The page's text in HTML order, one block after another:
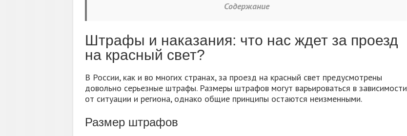
Содержание
Штрафы и наказания: что нас ждет за проезд
на красный свет?
В России, как и во многих странах, за проезд на красный свет предусмотрены
довольно серьезные штрафы. Размеры штрафов могут варьироваться в зависимости
от ситуации и региона, однако общие принципы остаются неизменными.
Размер штрафов